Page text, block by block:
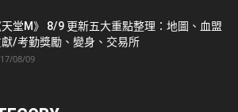
天堂M》 8/9 更新五大重點整理：地圖、血盟
獻/考勤獎勵、變身、交易所
08/09